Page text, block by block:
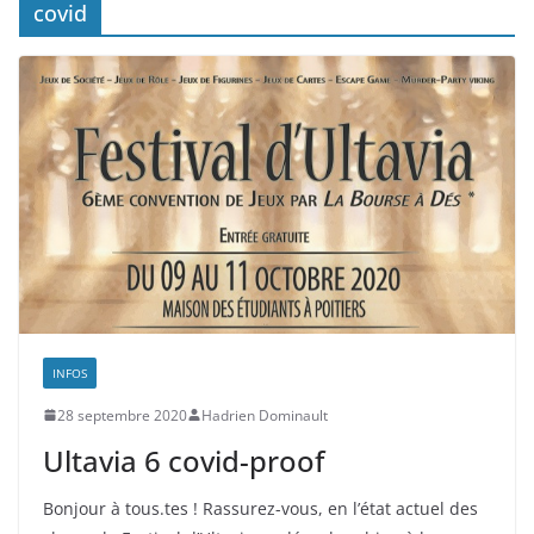
covid
INFOS
28 septembre 2020 Hadrien Dominault
Ultavia 6 covid-proof
Bonjour à tous.tes ! Rassurez-vous, en l’état actuel des